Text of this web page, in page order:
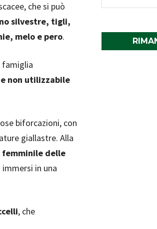
che si può
silvestre, tigli,
melo e pero.
famiglia
non utilizzabile
biforcazioni, con
giallastre. Alla
femminile delle
in una
, che